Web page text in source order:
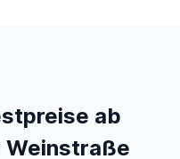
ab
Weinstraße